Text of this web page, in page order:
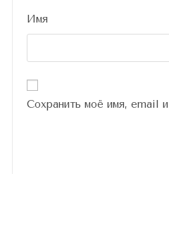
Имя
Сохранить моё имя, email